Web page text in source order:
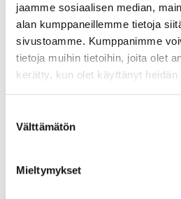
jaamme sosiaalisen median,
alan kumppaneillemme tietoja
sivustoamme. Kumppanimme
tietoja muihin tietoihin, joita olet
kerätty, kun olet käyttänyt heidän
valinta
Välttämätön
Mieltymykset
Julkisen sektorin
2025 – Seuraa SuPerin
kanavia